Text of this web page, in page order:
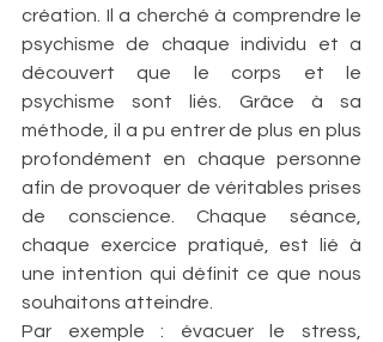
création. Il a cherché à comprendre le
psychisme de chaque individu et a
découvert que le corps et le
psychisme sont liés. Grâce à sa
méthode, il a pu entrer de plus en plus
profondément en chaque personne
afin de provoquer de véritables prises
de conscience. Chaque séance,
chaque exercice pratiqué, est lié à
une intention qui définit ce que nous
souhaitons atteindre.
Par exemple : évacuer le stress,